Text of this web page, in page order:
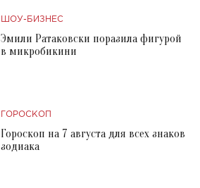
ШОУ-БИЗНЕС
Эмили Ратаковски поразила фигурой
в микробикини
ГОРОСКОП
Гороскоп на 7 августа для всех знаков
зодиака